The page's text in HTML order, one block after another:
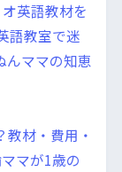
英語教材を
語教室で迷
んママの知恵
材・費用・
マが1歳の